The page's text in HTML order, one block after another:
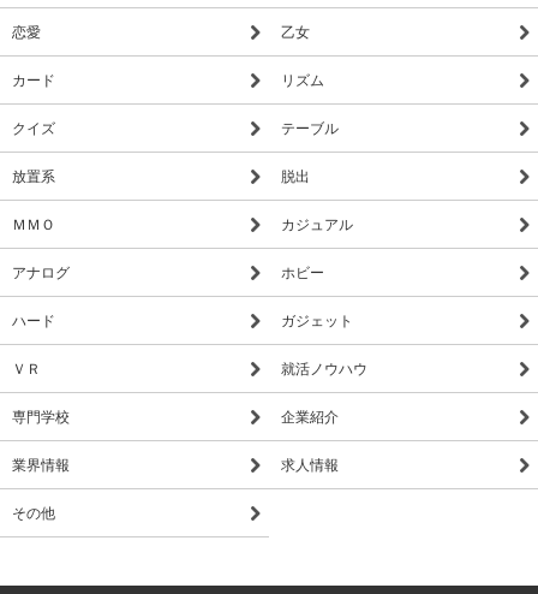
恋愛 乙女
カード リズム
クイズ テーブル
放置系 脱出
ＭＭＯ カジュアル
アナログ ホビー
ハード ガジェット
ＶＲ 就活ノウハウ
専門学校 企業紹介
業界情報 求人情報
その他